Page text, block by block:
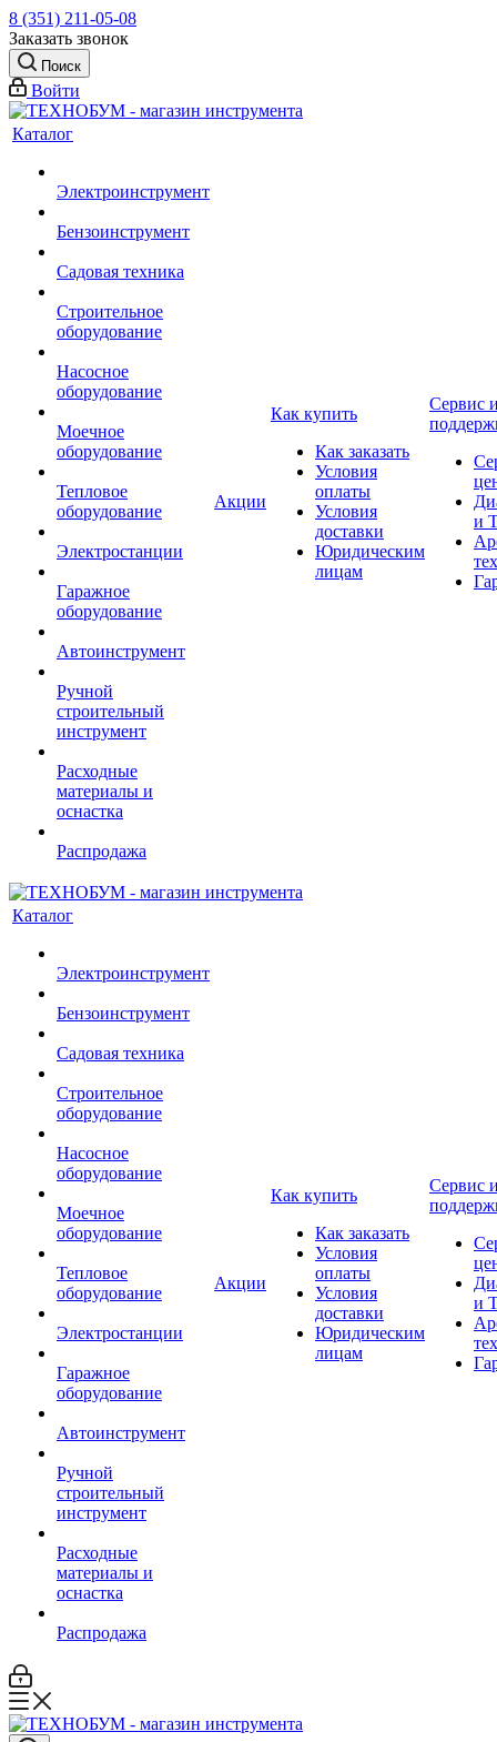
8 (351) 211-05-08
Заказать звонок
Поиск
Войти
Каталог
Электроинструмент
Бензоинструмент
Садовая техника
Строительное
оборудование
Насосное
оборудование
Моечное
оборудование
Тепловое
оборудование
Электростанции
Гаражное
оборудование
Автоинструмент
Ручной
строительный
инструмент
Расходные
материалы и
оснастка
Распродажа
Акции
Как купить
Как заказать
Условия
оплаты
Условия
доставки
Юридическим
лицам
Сервис
и
Каталог
Электроинструмент
Бензоинструмент
Садовая техника
Строительное
оборудование
Насосное
оборудование
Моечное
оборудование
Тепловое
оборудование
Электростанции
Гаражное
оборудование
Автоинструмент
Ручной
строительный
инструмент
Расходные
материалы и
оснастка
Распродажа
Акции
Как купить
Как заказать
Условия
оплаты
Условия
доставки
Юридическим
лицам
Сервис
и